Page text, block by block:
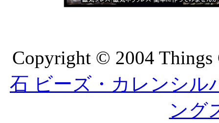
Copyright © 2004
石 ビーズ・カレンシル
ング